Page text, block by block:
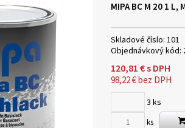
MIPA BC M 20 1 L,
Skladové číslo: 101
Objednávkový kód:
120,81 €s DPH
98,22€bez DPH
3 ks
ks